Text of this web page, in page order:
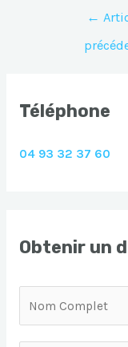
Navigation
l’article
←
Téléphone
04 93 32 37 60
Obtenir un